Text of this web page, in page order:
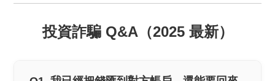
投資詐騙 Q&A（2025 最新）